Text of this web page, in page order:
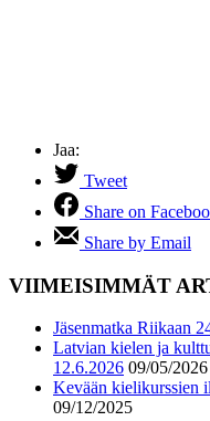
Jaa:
Tweet
Share on
Share by Email
VIIMEISIMMÄT
Jäsenmatka Riikaan
Latvian kielen ja
12.6.2026 09/05/2026
Kevään kielikurssien
09/12/2025